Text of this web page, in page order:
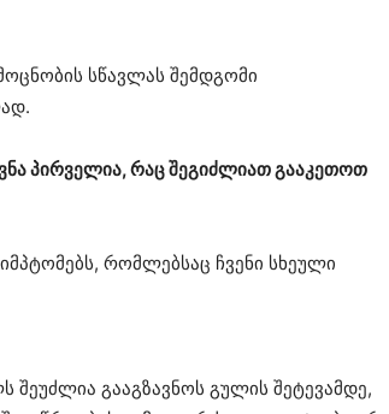
სწავლას შემდგომი
პირველია, რაც შეგიძლიათ გააკეთოთ
რომლებსაც ჩვენი სხეული
შეუძლია გააგზავნოს გულის შეტევამდე,